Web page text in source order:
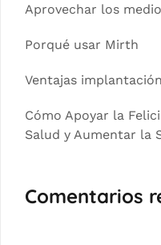
Aprovechar los
Porqué usar Mirth
Ventajas
Cómo Apoyar la
Salud y Aumentar la
Comentarios